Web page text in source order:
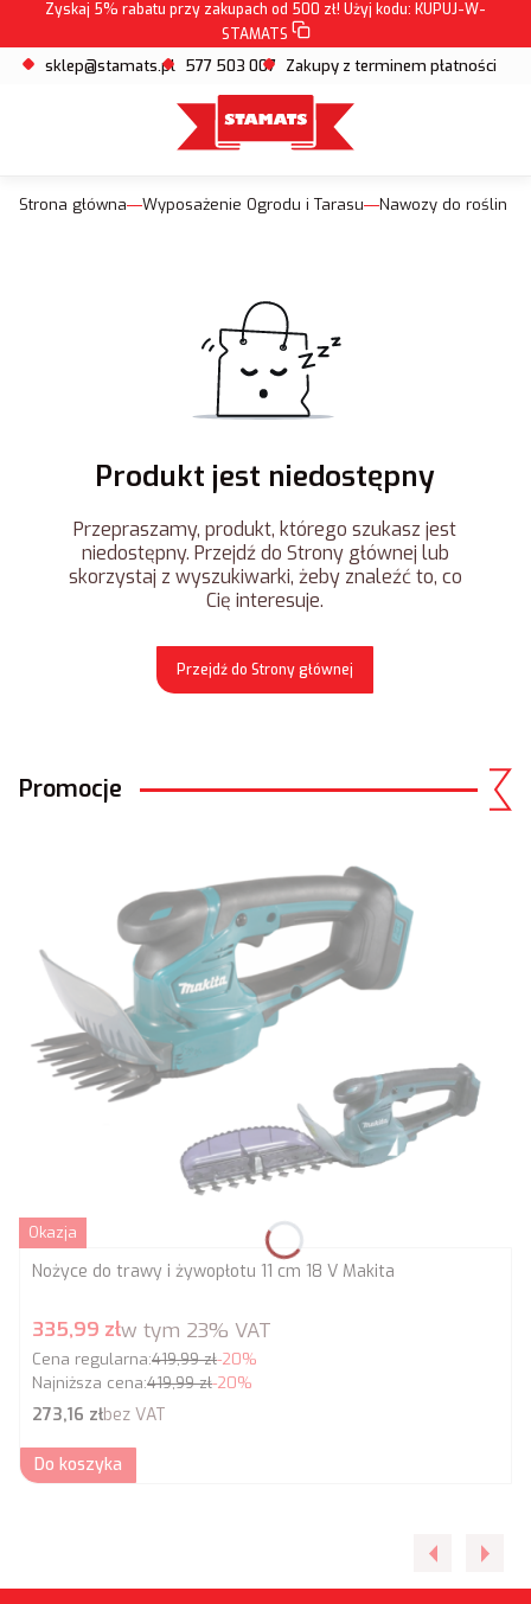
Zyskaj 5% rabatu przy zakupach od 500 zł! Użyj kodu: KUPUJ-W-
STAMATS
sklep@stamats.pl 577 503 007 Zakupy z terminem płatności
Strona główna Wyposażenie Ogrodu i Tarasu Nawozy do roślin
Produkt jest niedostępny
Przepraszamy, produkt, którego szukasz jest
niedostępny. Przejdź do Strony głównej lub
skorzystaj z wyszukiwarki, żeby znaleźć to, co
Cię interesuje.
Przejdź do Strony głównej
Promocje
Okazja
Nożyce do trawy i żywopłotu 11 cm 18 V Makita
Cena promocyjna brutto
335,99 złw tym 23% VAT
Cena regularna:419,99 zł-20%
Najniższa cena:419,99 zł-20%
Cena netto
273,16 złbez VAT
Do koszyka